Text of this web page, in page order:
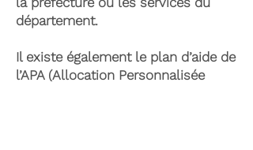
département.
Il existe également le plan d’aide de
l’APA (Allocation Personnalisée